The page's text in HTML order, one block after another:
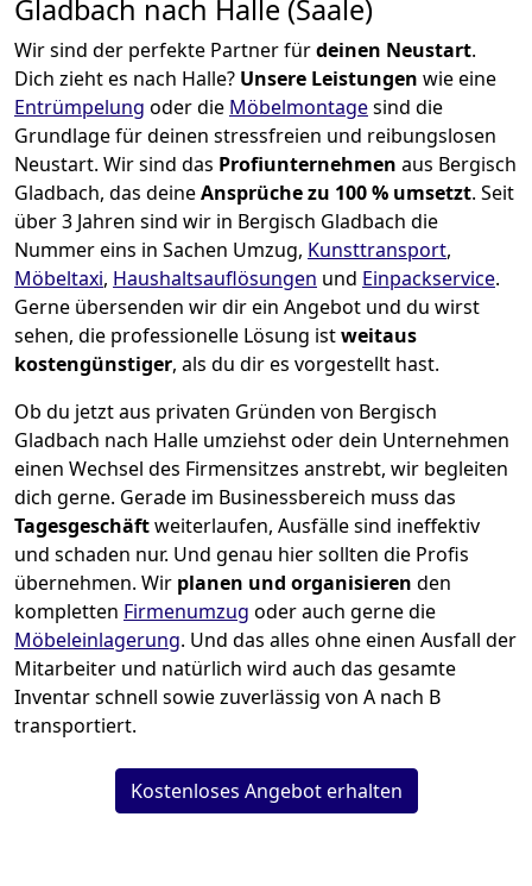
Gladbach nach Halle (Saale)
Wir sind der perfekte Partner fürdeinen Neustart.
Dich zieht es nach Halle? Unsere Leistungen wie eine
Entrümpelung oder die Möbelmontagesind die
Grundlage für deinen stressfreien und reibungslosen
Neustart. Wir sind das Profiunternehmen aus Bergisch
Gladbach, das deineAnsprüche zu 100 % umsetzt. Seit
über 3 Jahren sind wir in Bergisch Gladbach die
Nummer eins in Sachen Umzug, Kunsttransport,
Möbeltaxi, Haushaltsauflösungen und Einpackservice.
Gerne übersenden wir dir ein Angebot und du wirst
sehen, die professionelle Lösung istweitaus
kostengünstiger, als du dir es vorgestellt hast.
Ob du jetzt aus privaten Gründen von Bergisch
Gladbach nach Halle umziehst oder dein Unternehmen
einen Wechsel des Firmensitzes anstrebt, wir begleiten
dich gerne. Gerade im Businessbereich muss das
Tagesgeschäftweiterlaufen, Ausfälle sind ineffektiv
und schaden nur. Und genau hier sollten die Profis
übernehmen. Wir planen und organisieren den
kompletten Firmenumzug oder auch gerne die
Möbeleinlagerung. Und das alles ohne einen Ausfall der
Mitarbeiter und natürlich wird auch das gesamte
Inventar schnell sowie zuverlässig von A nach B
transportiert.
Kostenloses Angebot erhalten